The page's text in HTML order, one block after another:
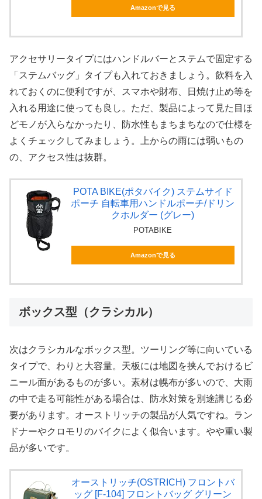
Amazonで見る
アクセサリータイプにはハンドルバーとステムで固定する
「ステムバッグ」タイプも入れておきましょう。飲料を入
れておくのに便利ですが、スマホや財布、日焼け止め等を
入れる用途に使っても良し。ただ、製品によって見た目ほ
どモノが入らなかったり、防水性もまちまちなので仕様を
よくチェックしてみましょう。上からの雨には弱いもの
の、アクセス性は抜群。
POTA BIKE(ポタバイク) ステムサイド
ポーチ 自転車用ハンドルポーチ/ドリン
クホルダー (グレー)
POTABIKE
Amazonで見る
ボックス型（クラシカル）
次はクラシカルなボックス型。ツーリング等に向いている
タイプで、わりと大容量。天板には地図を挟んでおけるビ
ニール面があるものが多い。素材は幌布が多いので、大雨
の中で走る可能性がある場合は、防水対策を別途講じる必
要があります。オーストリッチの製品が人気ですね。ラン
ドナーやクロモリのバイクによく似合います。やや重い製
品が多いです。
オーストリッチ(OSTRICH) フロントバ
ッグ [F-104] フロントバッグ グリーン